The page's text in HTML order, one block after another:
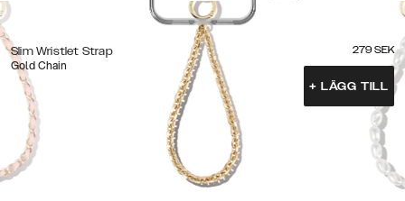
Slim Wristlet Strap
Gold Chain
279 SEK
+ LÄGG TILL